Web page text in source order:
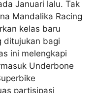
Januari lalu. Tak
Mandalika Racing
kelas baru
ditujukan bagi
ini melengkapi
Underbone
partisipasi